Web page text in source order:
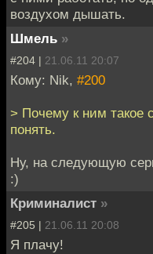
воздухом дышать.
Шмель »
#204 | 21.06.11 20:07
Кому: Nik, #200
> Почему к ним такое
понять.
Ну, на следующую
:)
Криминалист »
#205 | 21.06.11 20:08
Я плачу!